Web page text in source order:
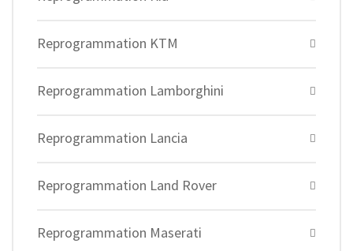
Reprogrammation KTM
Reprogrammation Lamborghini
Reprogrammation Lancia
Reprogrammation Land Rover
Reprogrammation Maserati